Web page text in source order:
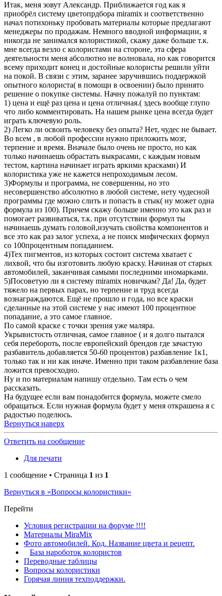
Итак, меня зовут Александр. Приближается год как я
приобрёл систему цветопрдбора miramix и соответственно
начал потихоньку пробовать материалы которые предлагают
менеджеры по продажам. Немного вводной информации, я
никогда не занимался колористикой, скажу даже больше т.к.
мне всегда везло с колористами на стороне, эта сфера
деятельности меня абсолютно не волновала, но как говорится
всему приходит конец и достойные колористы решили уйти
на покой. В связи с этим, заранее заручившись поддержкой
опытного колориста( в помощи в освоении) было принято
решение о покупке системы. Начну пожалуй по пунктам:
1) цена и ещё раз цена и цена отличная.( здесь вообще глупо
что либо комментировать. На нашем рынке цена всегда будет
играть ключевую роль.
2) Легко ли освоить человеку без опыта? Нет, чудес не бывает.
Во всем , в любой профессии нужно приложить мозг,
терпение и время. Вначале было очень не просто, но как
только начинаешь обрастать выкрасами, с каждым новым
тестом, картина начинает играть яркими красками) И
колористика уже не кажется непроходимым лесом.
3)Формулы и программа, не совершенны, но это
несовершенство абсолютно в любой системе, нету чудесной
программы где можно слить и попасть в стык( ну может одна
формула из 100). Причем скажу больше именно это как раз и
помогает развиваться, т.к. при отсутствии формул ты
начинаешь думать головой,изучать свойства компонентов и
все это как раз залог успеха, а не поиск мифических формул
со 100процентным попаданием.
4)Тех пигментов, из которых состоит система хватает с
лихвой, что бы изготовить любую краску. Начиная от старых
автомобилей, заканчивая самыми последними иномарками.
5)Посоветую ли я систему miramix новичкам? Да! Да, будет
тяжело на первых парах, но терпение и труд всегда
вознаграждаются. Ещё не прошло и года, но все краски
сделанные на этой системе у нас имеют 100 процентное
попадание, а это самое главное.
По самой краске с точки зрения уже маляра.
Укрывистость отличная, самое главное ( и я долго пытался
себя перебороть, после европейский брендов где зачастую
разбавитель добавляется 50-60 процентов) разбавление 1к1,
только так и ни как иначе. Именно при таком разбавление база
ложится превосходно.
Ну и по материалам напишу отдельно. Там есть о чем
рассказать.
На будущее если вам понадобится формула, можете смело
обращаться. Если нужная формула будет у меня открашена я с
радостью поделюсь.
Вернуться наверх
Ответить на сообщение
Для печати
1 сообщение • Страница 1 из 1
Вернуться в «Вопросы колористики»
Перейти
Условия регистрации на форуме !!!!
Материалы MiraMix
Фото автомобилей. Код. Название цвета и рецепт.
База нароботок колористов
Переводные таблицы
Вопросы колористики
Горячая линия техподдержки.